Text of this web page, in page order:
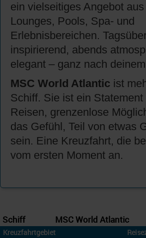
ein vielseitiges Angebot
Lounges, Pools, Spa- und
Erlebnisbereichen.
inspirierend, abends
elegant – ganz nach
MSC World Atlantic ist
Schiff. Sie ist ein Statement
Reisen, grenzenlose
das Gefühl, Teil von etwas
sein. Eine Kreuzfahrt, die
vom ersten Moment an.
Schiff MSC World Atlantic
Kreuzfahrtgebiet